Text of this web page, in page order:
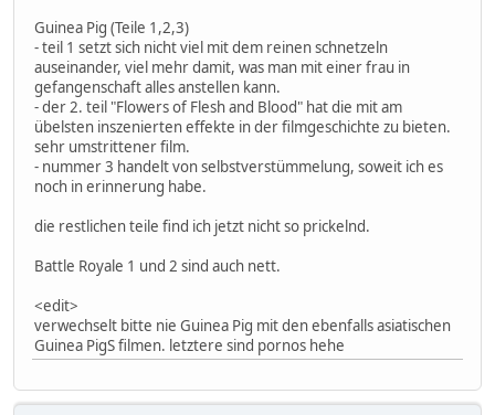
Guinea Pig (Teile 1,2,3)
- teil 1 setzt sich nicht viel mit dem reinen schnetzeln
auseinander, viel mehr damit, was man mit einer frau in
gefangenschaft alles anstellen kann.
- der 2. teil "Flowers of Flesh and Blood" hat die mit am
übelsten inszenierten effekte in der filmgeschichte zu bieten.
sehr umstrittener film.
- nummer 3 handelt von selbstverstümmelung, soweit ich es
noch in erinnerung habe.
die restlichen teile find ich jetzt nicht so prickelnd.
Battle Royale 1 und 2 sind auch nett.
<edit>
verwechselt bitte nie Guinea Pig mit den ebenfalls asiatischen
Guinea PigS filmen. letztere sind pornos hehe